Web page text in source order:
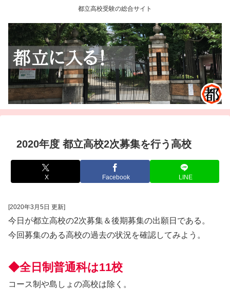
都立高校受験の総合サイト
2020年度 都立高校2次募集を行う高校
X Facebook LINE
[2020年3月5日 更新]
今日が都立高校の2次募集＆後期募集の出願日である。
今回募集のある高校の過去の状況を確認してみよう。
◆全日制普通科は11校
コース制や島しょの高校は除く。